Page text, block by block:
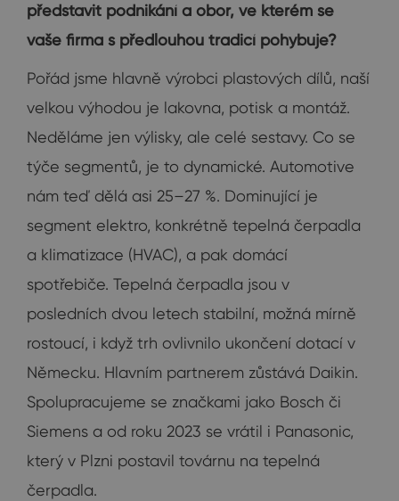
představit podnikání a obor, ve kterém se
vaše firma s předlouhou tradicí pohybuje?
Pořád jsme hlavně výrobci plastových dílů, naší
velkou výhodou je lakovna, potisk a montáž.
Neděláme jen výlisky, ale celé sestavy. Co se
týče segmentů, je to dynamické. Automotive
nám teď dělá asi 25–27 %. Dominující je
segment elektro, konkrétně tepelná čerpadla
a klimatizace (HVAC), a pak domácí
spotřebiče. Tepelná čerpadla jsou v
posledních dvou letech stabilní, možná mírně
rostoucí, i když trh ovlivnilo ukončení dotací v
Německu. Hlavním partnerem zůstává Daikin.
Spolupracujeme se značkami jako Bosch či
Siemens a od roku 2023 se vrátil i Panasonic,
který v Plzni postavil továrnu na tepelná
čerpadla.